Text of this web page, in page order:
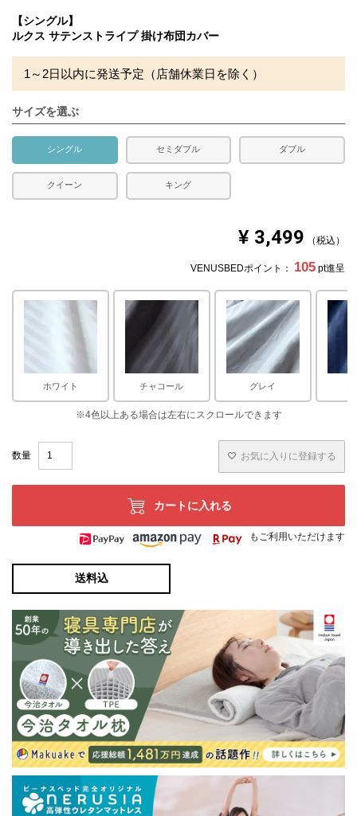
が、閲覧環境により誤差がでる場合がございますのでご了
【シングル】
ルクス サテンストライプ 掛け布団カバー
1～2日以内に発送予定（店舗休業日を除く）
サイズを選ぶ
シングル セミダブル ダブル
クイーン キング
¥ 3,499 税込
VENUSBEDポイント： 105 pt進呈
ホワイト チャコール グレイ
お気に入りに登録する
カートに入れる
もご利用いただけます
送料込